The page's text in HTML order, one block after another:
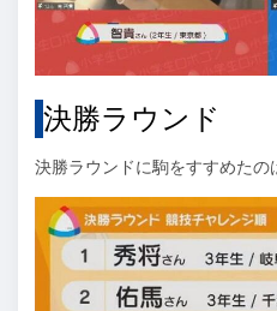
決勝ラウンド
決勝ラウンドに駒をすすめたの